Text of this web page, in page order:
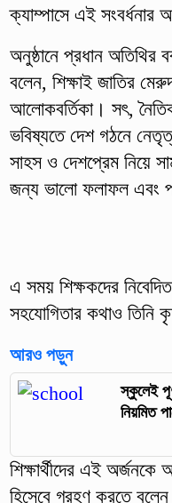
ক্যাম্পাসে এই
অনুষ্ঠানে প্রধান অতিথির
বলেন, শিক্ষাই জাতির
আলোকবর্তিকা। সৎ,
ভবিষ্যতে দেশ গঠনে
সাহস ও দেশপ্রেম নিয়ে
জন্য ভালো ফলাফল এবং
এ সময় শিক্ষকদের
সহযোগিতার কথাও তিনি
আরও পড়ুন
স্কুলেই
নিয়মিত
শিক্ষার্থীদের এই
হিসেবে গ্রহণ করতে